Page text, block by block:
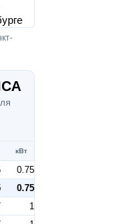
кВт
0.75
0.75
1